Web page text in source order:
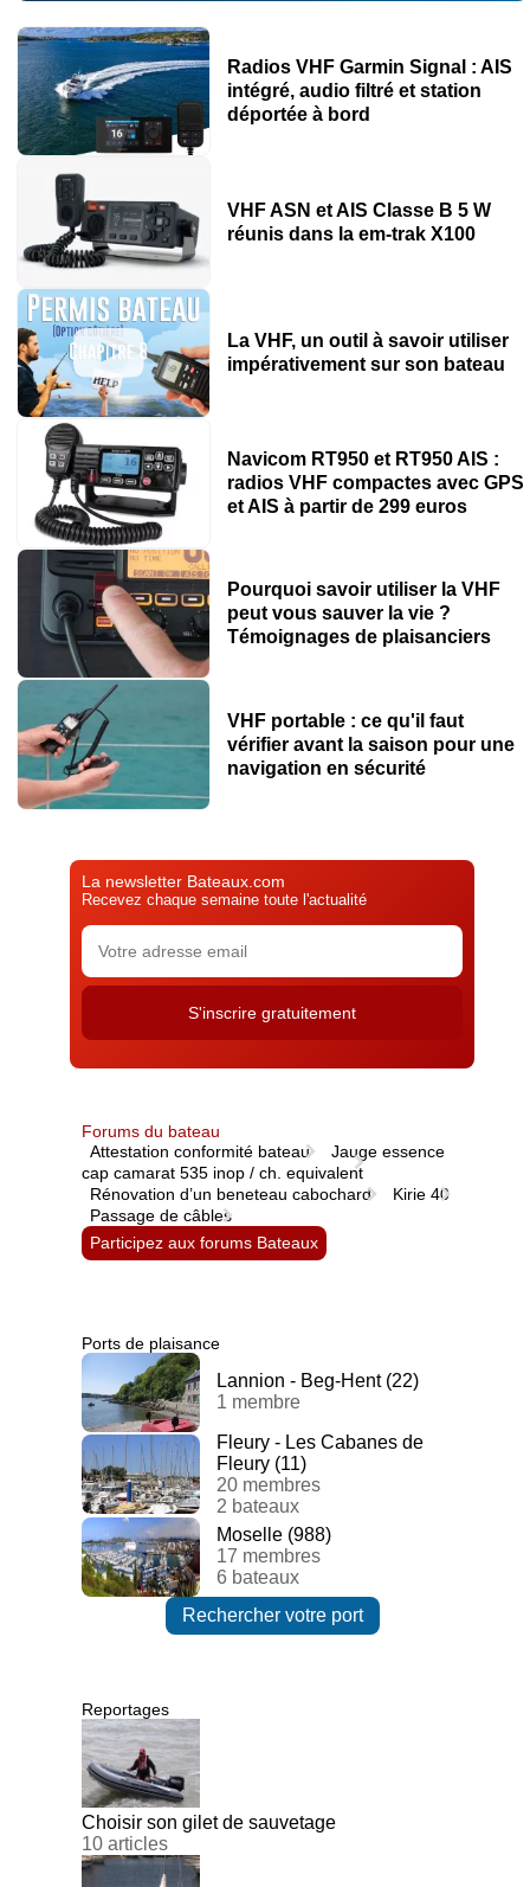
Radios VHF Garmin Signal : AIS
intégré, audio filtré et station
déportée à bord
VHF ASN et AIS Classe B 5 W
réunis dans la em-trak X100
La VHF, un outil à savoir utiliser
impérativement sur son bateau
Navicom RT950 et RT950 AIS :
radios VHF compactes avec GPS
et AIS à partir de 299 euros
Pourquoi savoir utiliser la VHF
peut vous sauver la vie ?
Témoignages de plaisanciers
VHF portable : ce qu'il faut
vérifier avant la saison pour une
navigation en sécurité
La newsletter Bateaux.com
Recevez chaque semaine toute l'actualité
Forums du bateau
Attestation conformité bateau
Jauge essence
cap camarat 535 inop / ch. equivalent
Rénovation d’un beneteau cabochard
Kirie 40
Passage de câbles
Participez aux forums Bateaux
Ports de plaisance
Lannion - Beg-Hent (22)
1 membre
Fleury - Les Cabanes de
Fleury (11)
20 membres
2 bateaux
Moselle (988)
17 membres
6 bateaux
Rechercher votre port
Reportages
Choisir son gilet de sauvetage
10 articles